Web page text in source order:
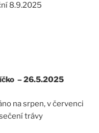
8.9.2025
– 26.5.2025
na srpen, v červenci
trávy